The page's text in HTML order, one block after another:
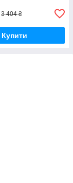
3 404 ₴
Купити